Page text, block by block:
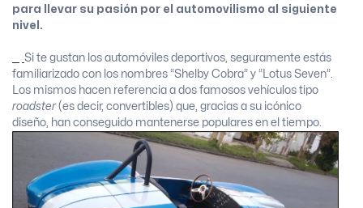
para llevar su pasión por el automovilismo al siguiente
nivel.
Si te gustan los automóviles deportivos, seguramente estás
familiarizado con los nombres “Shelby Cobra” y “Lotus Seven”.
Los mismos hacen referencia a dos famosos vehículos tipo
roadster(es decir, convertibles) que, gracias a su icónico
diseño, han conseguido mantenerse populares en el tiempo.